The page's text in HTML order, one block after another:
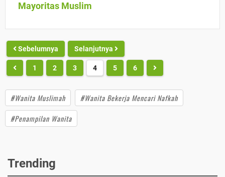
Mayoritas Muslim
Sebelumnya Selanjutnya
1 2 3 4 5 6
#Wanita Muslimah
#Wanita Bekerja Mencari Nafkah
#Penampilan Wanita
Trending